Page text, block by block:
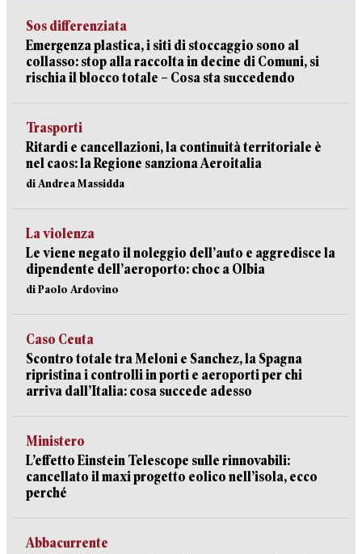
Sos differenziata
Emergenza plastica, i siti di stoccaggio sono al
collasso: stop alla raccolta in decine di Comuni, si
rischia il blocco totale – Cosa sta succedendo
Trasporti
Ritardi e cancellazioni, la continuità territoriale è
nel caos: la Regione sanziona Aeroitalia
di Andrea Massidda
La violenza
Le viene negato il noleggio dell’auto e aggredisce la
dipendente dell’aeroporto: choc a Olbia
di Paolo Ardovino
Caso Ceuta
Scontro totale tra Meloni e Sanchez, la Spagna
ripristina i controlli in porti e aeroporti per chi
arriva dall’Italia: cosa succede adesso
Ministero
L’effetto Einstein Telescope sulle rinnovabili:
cancellato il maxi progetto eolico nell’isola, ecco
perché
Abbacurrente